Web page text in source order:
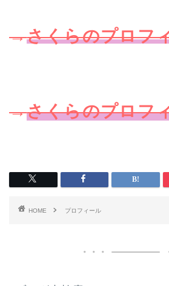
→さくらのプロフ
→さくらのプロフ
HOME プロフィール